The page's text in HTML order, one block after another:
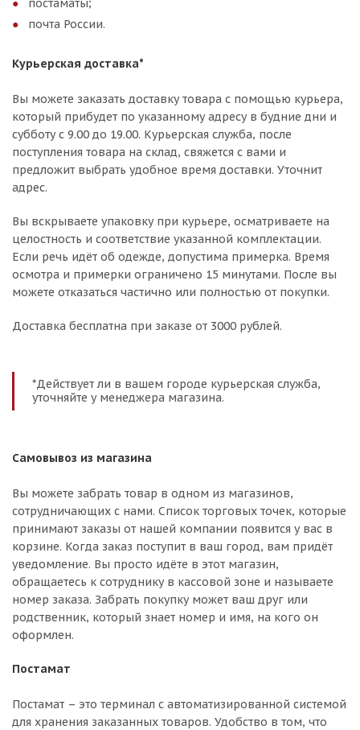
постаматы;
почта России.
Курьерская доставка*
Вы можете заказать доставку товара с помощью курьера,
который прибудет по указанному адресу в будние дни и
субботу с 9.00 до 19.00. Курьерская служба, после
поступления товара на склад, свяжется с вами и
предложит выбрать удобное время доставки. Уточнит
адрес.
Вы вскрываете упаковку при курьере, осматриваете на
целостность и соответствие указанной комплектации.
Если речь идёт об одежде, допустима примерка. Время
осмотра и примерки ограничено 15 минутами. После вы
можете отказаться частично или полностью от покупки.
Доставка бесплатна при заказе от 3000 рублей.
*Действует ли в вашем городе курьерская служба,
уточняйте у менеджера магазина.
Самовывоз из магазина
Вы можете забрать товар в одном из магазинов,
сотрудничающих с нами. Список торговых точек, которые
принимают заказы от нашей компании появится у вас в
корзине. Когда заказ поступит в ваш город, вам придёт
уведомление. Вы просто идёте в этот магазин,
обращаетесь к сотруднику в кассовой зоне и называете
номер заказа. Забрать покупку может ваш друг или
родственник, который знает номер и имя, на кого он
оформлен.
Постамат
Постамат – это терминал с автоматизированной системой
для хранения заказанных товаров. Удобство в том, что